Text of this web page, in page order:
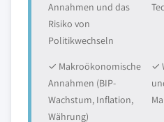
Annahmen und das
Risiko von
Politikwechseln
✓ Makroökonomische
Annahmen (BIP-
Wachstum, Inflation,
Währung)
✓